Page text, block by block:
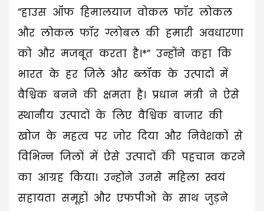
“हाउस ऑफ हिमालयाज वोकल फॉर लोकल
और लोकल फॉर ग्लोबल की हमारी अवधारणा
को और मजबूत करता है।*“ उन्होंने कहा कि
भारत के हर जिले और ब्लॉक के उत्पादों में
वैश्विक बनने की क्षमता है। प्रधान मंत्री ने ऐसे
स्थानीय उत्पादों के लिए वैश्विक बाजार की
खोज के महत्व पर जोर दिया और निवेशकों से
विभिन्न जिलों में ऐसे उत्पादों की पहचान करने
का आग्रह किया। उन्होंने उनसे महिला स्वयं
सहायता समूहों और एफपीओ के साथ जुड़ने